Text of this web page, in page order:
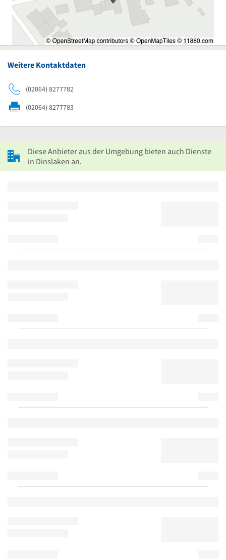
Weitere Kontaktdaten
(02064) 8277782
(02064) 8277783
Diese Anbieter aus der Umgebung bieten auch Dienste
in Dinslaken an.